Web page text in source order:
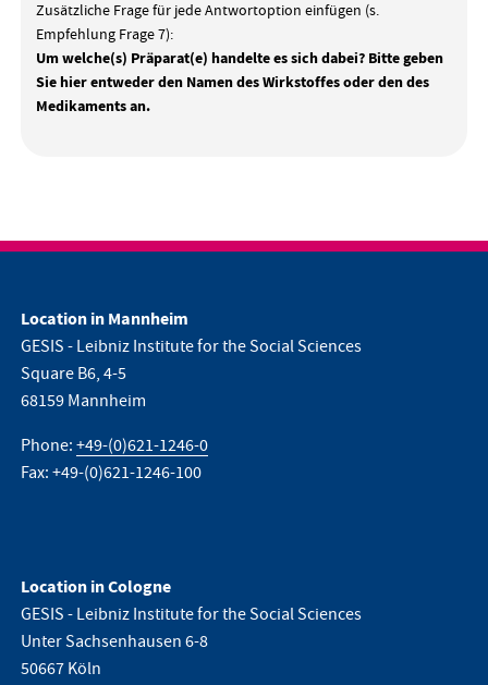
Zusätzliche Frage für jede Antwortoption einfügen (s.
Empfehlung Frage 7):
Um welche(s) Präparat(e) handelte es sich dabei? Bitte geben
Sie hier entweder den Namen des Wirkstoffes oder den des
Medikaments an.
Location in Mannheim
GESIS - Leibniz Institute for the Social Sciences
Square B6, 4-5
68159 Mannheim
Phone:+49-(0)621-1246-0
Fax: +49-(0)621-1246-100
Location in Cologne
GESIS - Leibniz Institute for the Social Sciences
Unter Sachsenhausen 6-8
50667 Köln